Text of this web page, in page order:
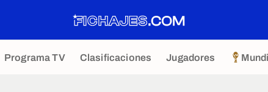
Programa TV Clasificaciones Jugadores